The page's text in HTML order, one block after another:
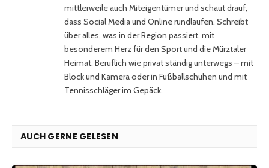
mittlerweile auch Miteigentümer und schaut drauf,
dass Social Media und Online rundlaufen. Schreibt
über alles, was in der Region passiert, mit
besonderem Herz für den Sport und die Mürztaler
Heimat. Beruflich wie privat ständig unterwegs – mit
Block und Kamera oder in Fußballschuhen und mit
Tennisschläger im Gepäck.
AUCH GERNE GELESEN